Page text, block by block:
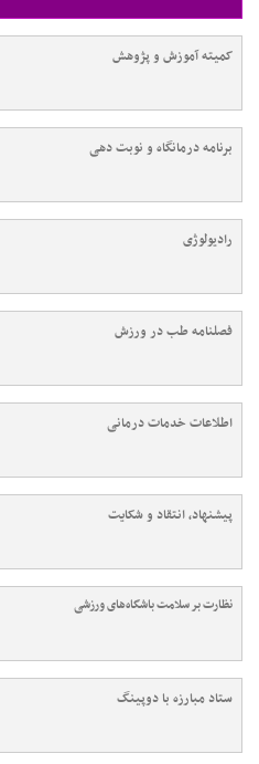
کمیته آموزش و پژوهش
برنامه درمانگاه و نوبت دهی
رادیولوژی
فصلنامه طب در ورزش
اطلاعات خدمات درمانی
پیشنهاد، انتقاد و شکایت
نظارت بر سلامت باشگاه‌های ورزشی
ستاد مبارزه با دوپینگ